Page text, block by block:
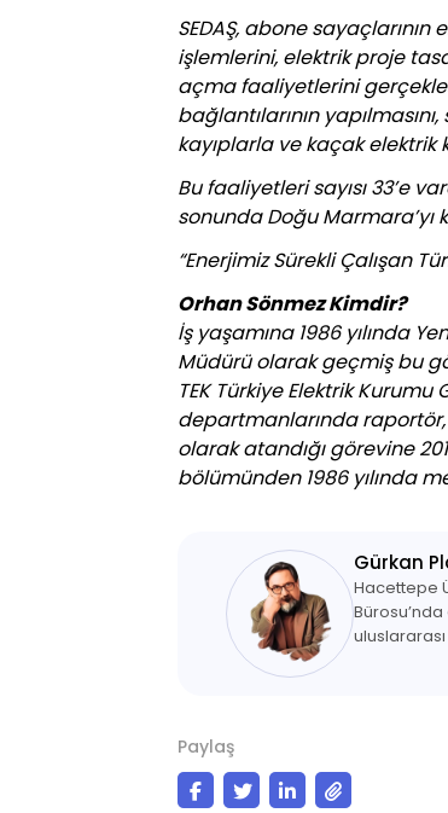
SEDAŞ, abone
işlemlerini, elektrik proje
açma faaliyetlerini
bağlantılarının
kayıplarla ve kaçak
Bu faaliyetleri sayısı 33’e
sonunda Doğu Marmara’yı
“Enerjimiz Sürekli Çalışan
Orhan Sönmez Kimdir?
İş yaşamına 1986 yılında
Müdürü olarak geçmiş bu
TEK Türkiye Elektrik
departmanlarında raportör,
olarak atandığı görevine
bölümünden 1986 yılında
Gürkan
Hacettepe
Paylaş